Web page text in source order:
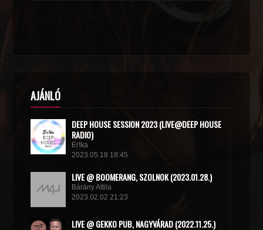
AJÁNLÓ
DEEP HOUSE SESSION 2023 (LIVE@DEEP HOUSE
RADIO)
Er!ka
2023.05.18 18:45
LIVE @ BOOMERANG, SZOLNOK (2023.01.28.)
Bárány Attila
2023.02.02 21:23
LIVE @ GEKKO PUB, NAGYVÁRAD (2022.11.25.)